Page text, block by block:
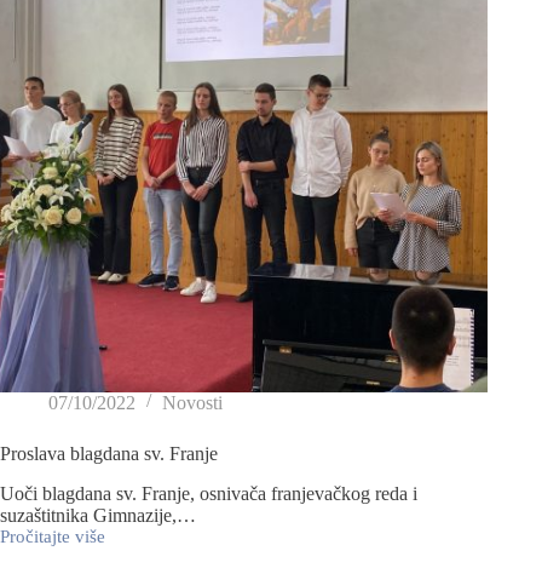
07/10/2022 Novosti
Proslava blagdana sv. Franje
Uoči blagdana sv. Franje, osnivača franjevačkog reda i
suzaštitnika Gimnazije,…
Pročitajte više